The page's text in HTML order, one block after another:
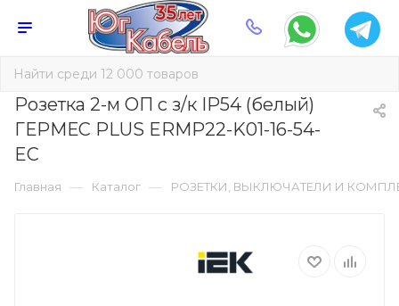
Розетка 2-м ОП с з/к IP54 (белый)
ГЕРМЕС PLUS ERMP22-K01-16-54-
EC
Главная — Каталог — РОЗЕТКИ, ВЫКЛЮЧАТЕЛИ И